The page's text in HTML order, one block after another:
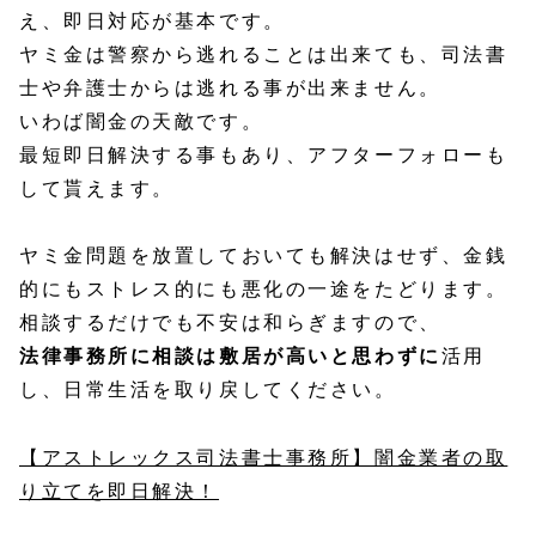
え、即日対応が基本です。
ヤミ金は警察から逃れることは出来ても、司法書
士や弁護士からは逃れる事が出来ません。
いわば闇金の天敵です。
最短即日解決する事もあり、アフターフォローも
して貰えます。
ヤミ金問題を放置しておいても解決はせず、金銭
的にもストレス的にも悪化の一途をたどります。
相談するだけでも不安は和らぎますので、
法律事務所に相談は敷居が高いと思わずに 活用
し、日常生活を取り戻してください。
【アストレックス司法書士事務所】闇金業者の取
り立てを即日解決！